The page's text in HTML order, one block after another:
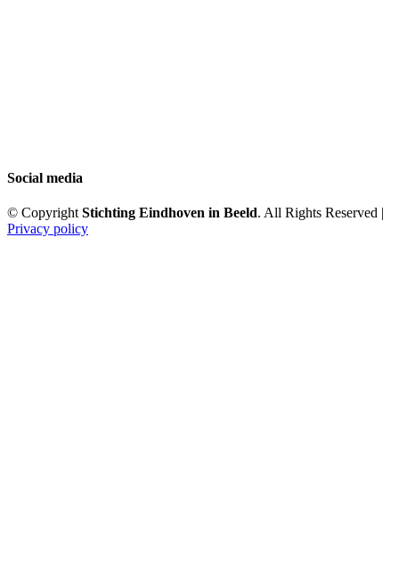
Social media
© CopyrightStichting Eindhoven in Beeld. All Rights Reserved |
Privacy policy